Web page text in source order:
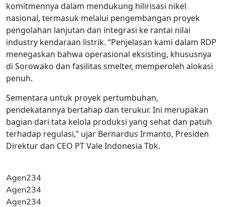
komitmennya dalam mendukung hilirisasi nikel
nasional, termasuk melalui pengembangan proyek
pengolahan lanjutan dan integrasi ke rantai nilai
industry kendaraan listrik. “Penjelasan kami dalam RDP
menegaskan bahwa operasional eksisting, khususnya
di Sorowako dan fasilitas smelter, memperoleh alokasi
penuh.
Sementara untuk proyek pertumbuhan,
pendekatannya bertahap dan terukur. Ini merupakan
bagian dari tata kelola produksi yang sehat dan patuh
terhadap regulasi,” ujar Bernardus Irmanto, Presiden
Direktur dan CEO PT Vale Indonesia Tbk.
Agen234
Agen234
Agen234